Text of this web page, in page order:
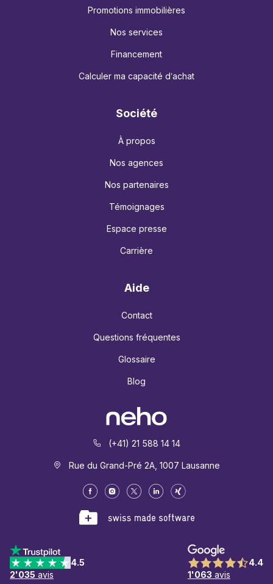
(+41) 21 588 14 14
Rue du Grand-Pré 2A, 1007 Lausanne
4.5
2'035 avis
4.4
1'063 avis
Promotions immobilières
Nos services
Financement
Calculer ma capacité d’achat
Société
À propos
Nos agences
Nos partenaires
Témoignages
Espace presse
Carrière
Aide
Contact
Questions fréquentes
Glossaire
Blog